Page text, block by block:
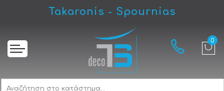
Takaronis - Spournias
Drop Sorrento 65 Natural Wood-2 Έπιπλο Μπάνιου Μοντέρνο